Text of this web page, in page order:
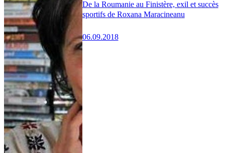
De la Roumanie au Finistère, exil et succès
sportifs de Roxana Maracineanu
06.09.2018